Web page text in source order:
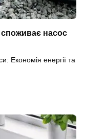
споживає насос
Економія енергії та